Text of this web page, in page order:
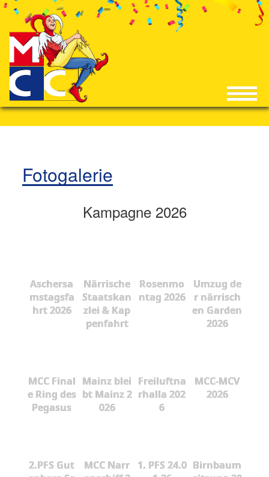
Fotogalerie
Kampagne 2026
Aschersa
mstagsfa
hrt 2026
Närrische
Staatskan
zlei & Kap
penfahrt
Rosenmo
ntag 2026
Umzug de
r närrisch
en Garden
2026
MCC Final
e Ring des
Pegasus
Mainz blei
bt Mainz 2
026
Freiluftna
rhalla 202
6
MCC-MCV
2026
2.PFS Gut
MCC Narr
1. PFS 24.0 Birnbaum